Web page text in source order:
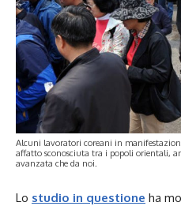
Alcuni lavoratori coreani in
affatto sconosciuta tra i popoli orientali,
avanzata che da noi.
Lo studio in questione ha